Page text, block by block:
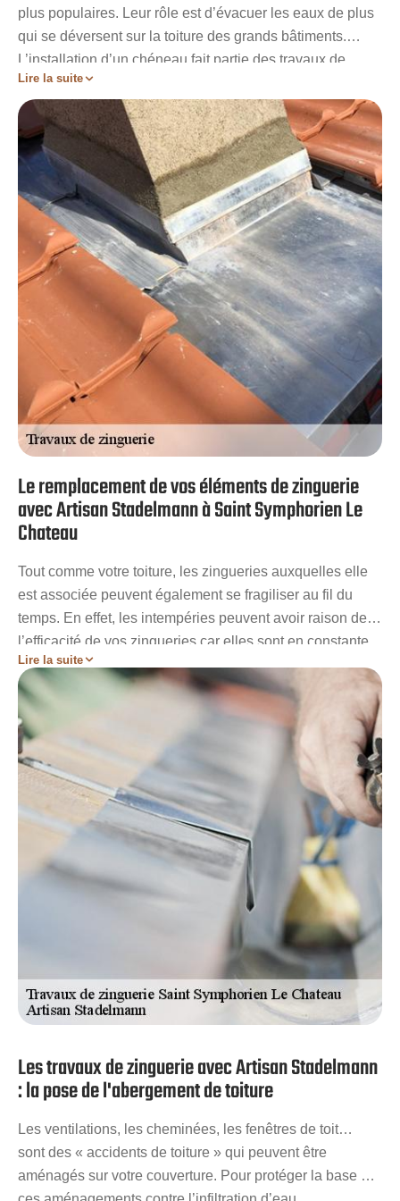
plus populaires. Leur rôle est d’évacuer les eaux de plus
qui se déversent sur la toiture des grands bâtiments.
L’installation d’un chéneau fait partie des travaux de
zinguerie important car sa conception se fait directement
dans la maçonnerie de votre bâtisse. Cette opération est
alors exclusivement réservée à un professionnel.
N’hésitez pas à contacter Artisan Stadelmann si vous
êtes à la recherche d’un couvreur compétent et sérieux à
Saint Symphorien Le Chateau. Nos couvreurs-zingueur
vous garantiront un résultat qui répondra à vos moindres
exigences.
Lire la suite
Le remplacement de vos éléments de zinguerie
avec Artisan Stadelmann à Saint Symphorien Le
Chateau
Tout comme votre toiture, les zingueries auxquelles elle
est associée peuvent également se fragiliser au fil du
temps. En effet, les intempéries peuvent avoir raison de
l’efficacité de vos zingueries car elles sont en constante
interaction avec l’extérieur. Il est urgent de songer à
remplacer ces éléments de toiture aux plus vite dans le
cas où les dégâts sont trop important. Quel que soit les
zingueries de toiture à travailler, l’entreprise Artisan
Stadelmann vous garantira des prestations de haut
niveau pour leur remplacement. Avec les services de
notre entreprise, vos nouvelles zingueries respecteront
toutes les normes.
Lire la suite
Les travaux de zinguerie avec Artisan Stadelmann
: la pose de l'abergement de toiture
Les ventilations, les cheminées, les fenêtres de toit…
sont des « accidents de toiture » qui peuvent être
aménagés sur votre couverture. Pour protéger la base de